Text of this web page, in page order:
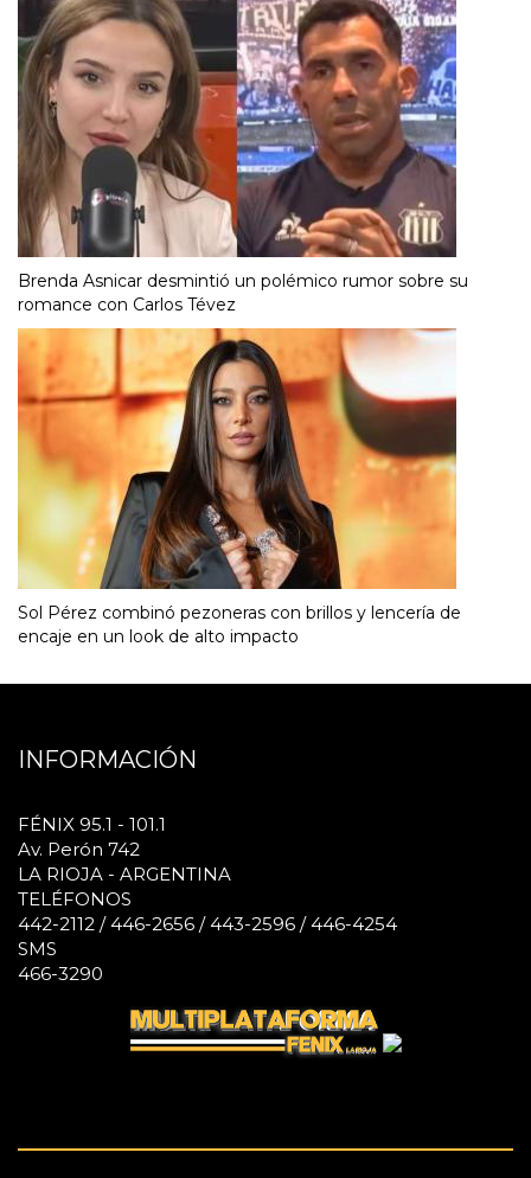
Brenda Asnicar desmintió un polémico rumor sobre su
romance con Carlos Tévez
Sol Pérez combinó pezoneras con brillos y lencería de
encaje en un look de alto impacto
INFORMACIÓN
FÉNIX 95.1 - 101.1
Av. Perón 742
LA RIOJA - ARGENTINA
TELÉFONOS
442-2112 / 446-2656 / 443-2596 / 446-4254
SMS
466-3290